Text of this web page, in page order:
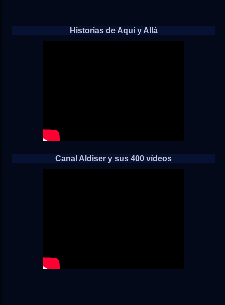
Historias de Aquí y Allá
Canal Aldiser y sus 400 vídeos